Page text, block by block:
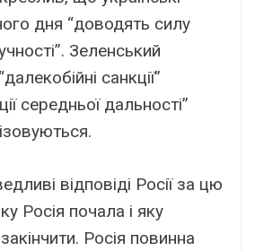
дня “доводять силу
Зеленський
санкції”
середньої дальності”
відповіді Росії за цю
Росія почала і яку
Росія повинна